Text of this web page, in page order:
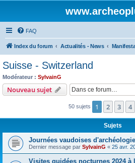
FAQ
Index du forum Actualités - News
Suisse - Switzerland
Modérateur : SylvainG
Nouveau sujet
50 sujets 1 2 3 4
Sujets
Journées vaudoises
Dernier message par SylvainG « 25 avr.
Visites guidées nocturnes 2024